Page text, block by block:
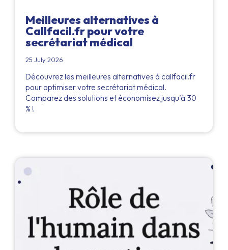
Meilleures alternatives à
Callfacil.fr pour votre
secrétariat médical
25 July 2026
Découvrez les meilleures alternatives à callfacil.fr
pour optimiser votre secrétariat médical.
Comparez des solutions et économisez jusqu’à 30
% !